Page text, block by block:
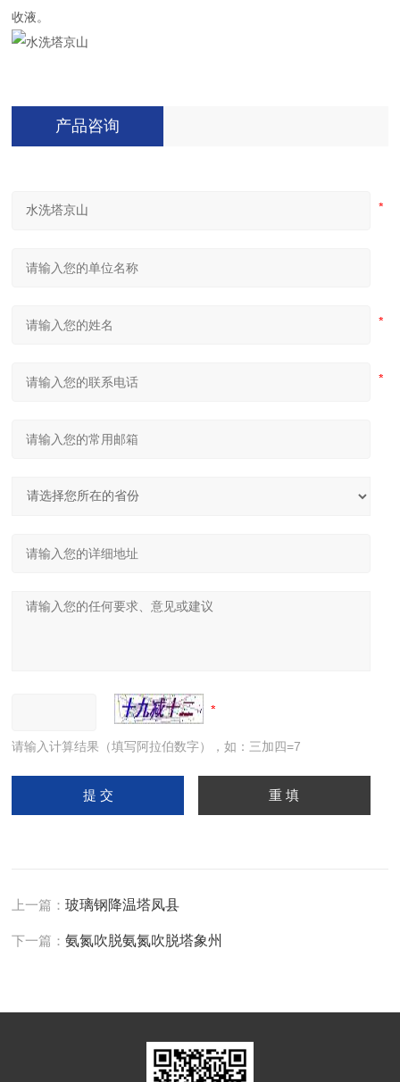
收液。
产品咨询
请输入计算结果（填写阿拉伯数字），如：三加四=7
上一篇：玻璃钢降温塔凤县
下一篇：氨氮吹脱氨氮吹脱塔象州